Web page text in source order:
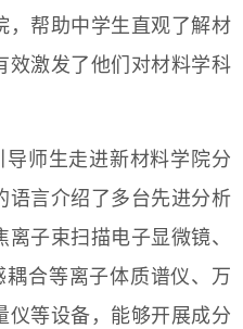
，帮助中学生直观了解材
效激发了他们对材料学科
师生走进新材料学院分
语言介绍了多台先进分析
子束扫描电子显微镜、
合等离子体质谱仪、万
仪等设备，能够开展成分